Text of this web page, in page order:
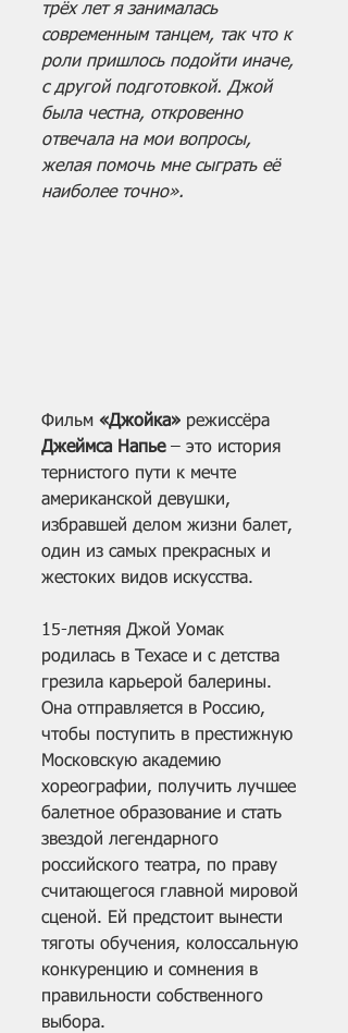
трёх лет я занималась
современным танцем, так что к
роли пришлось подойти иначе,
с другой подготовкой. Джой
была честна, откровенно
отвечала на мои вопросы,
желая помочь мне сыграть её
наиболее точно».
Фильм «Джойка» режиссёра
Джеймса Напье – это история
тернистого пути к мечте
американской девушки,
избравшей делом жизни балет,
один из самых прекрасных и
жестоких видов искусства.
15-летняя Джой Уомак
родилась в Техасе и с детства
грезила карьерой балерины.
Она отправляется в Россию,
чтобы поступить в престижную
Московскую академию
хореографии, получить лучшее
балетное образование и стать
звездой легендарного
российского театра, по праву
считающегося главной мировой
сценой. Ей предстоит вынести
тяготы обучения, колоссальную
конкуренцию и сомнения в
правильности собственного
выбора.